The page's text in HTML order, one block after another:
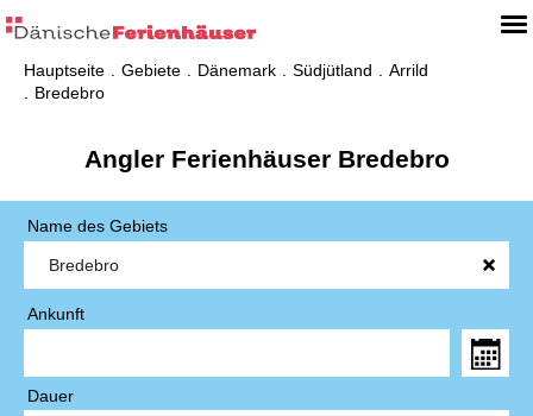
Hauptseite Gebiete Dänemark Südjütland
Arrild
Bredebro
Angler Ferienhäuser Bredebro
Name des Gebiets
Ankunft
Dauer